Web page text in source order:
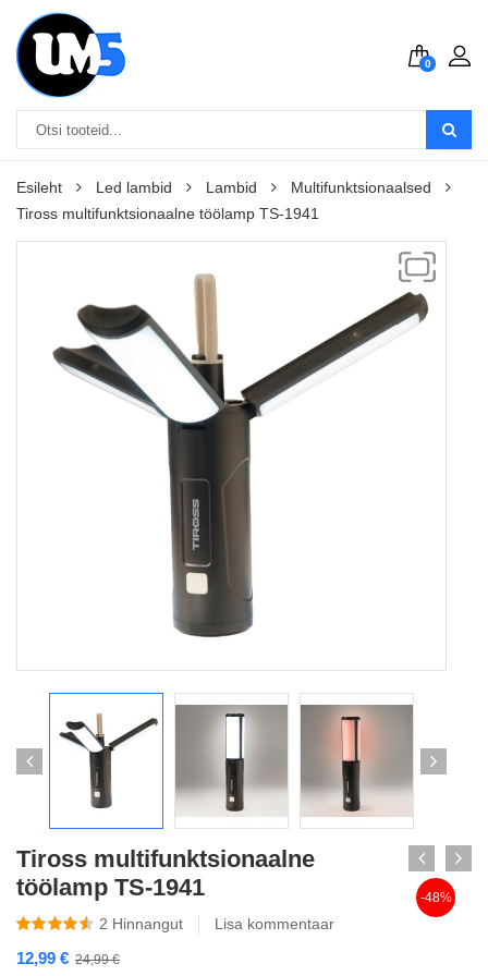
0
Esileht Led lambid Lambid
Multifunktsionaalsed
Tiross multifunktsionaalne töölamp TS-1941
Tiross multifunktsionaalne
töölamp TS-1941
2 Hinnangut Lisa kommentaar
24,99€
12,99 €
-48%